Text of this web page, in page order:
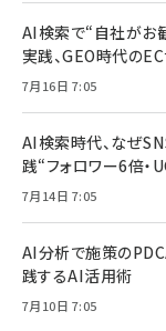
AI検索で“自社がお
実践、GEO時代の
7月16日 7:05
AI検索時代、なぜ
践“フォロワー6倍
7月14日 7:05
AI分析で施策の
践するAI活用術
7月10日 7:05